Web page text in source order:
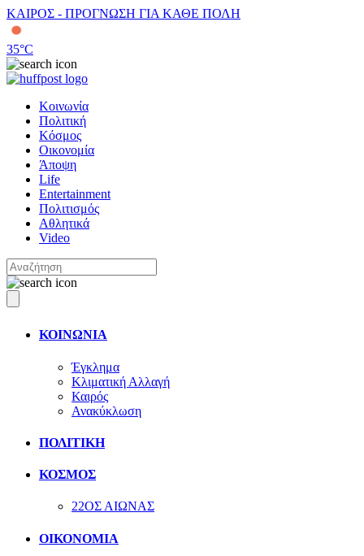
ΚΑΙΡΟΣ - ΠΡΟΓΝΩΣΗ ΓΙΑ ΚΑΘΕ ΠΟΛΗ
35°C
Κοινωνία
Πολιτική
Κόσμος
Οικονομία
Άποψη
Life
Entertainment
Πολιτισμός
Αθλητικά
Video
ΚΟΙΝΩΝΙΑ
Έγκλημα
Κλιματική Αλλαγή
Καιρός
Ανακύκλωση
ΠΟΛΙΤΙΚΗ
ΚΟΣΜΟΣ
22ΟΣ ΑΙΩΝΑΣ
ΟΙΚΟΝΟΜΙΑ